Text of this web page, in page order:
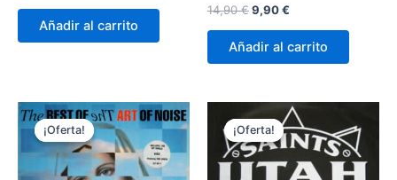
original
era:
actual
es:
Añadir al carrito
14,90€El
original
era:
9,90€
actual
es:
Añadir al carrito
¡Oferta!
¡Oferta! ¡Oferta!
¡Oferta!